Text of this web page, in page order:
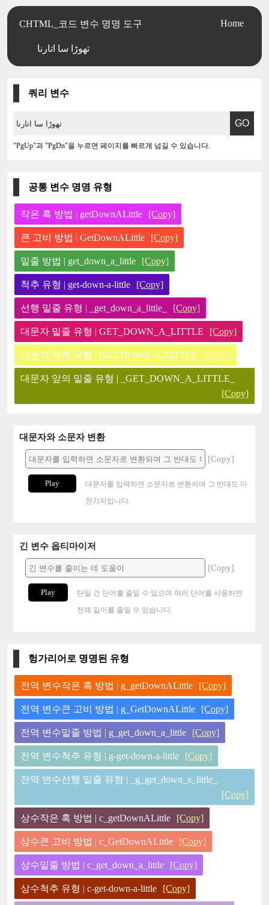
CHTML_코드 변수 명명 도구
تھوڑا سا اتارنا
Home
쿼리 변수
"PgUp"과 "PgDn"을 누르면 페이지를 빠르게 넘길 수 있습니다.
공통 변수 명명 유형
작은 혹 방법 | getDownALittle [Copy]
큰 고비 방법 | GetDownALittle [Copy]
밑줄 방법 | get_down_a_little [Copy]
척추 유형 | get-down-a-little [Copy]
선행 밑줄 유형 | _get_down_a_little_ [Copy]
대문자 밑줄 유형 | GET_DOWN_A_LITTLE [Copy]
대문자 척추 유형 | GET-DOWN-A-LITTLE [Copy]
대문자 앞의 밑줄 유형 | _GET_DOWN_A_LITTLE_
[Copy]
대문자와 소문자 변환
[Copy]
Play
대문자를 입력하면 소문자로 변환되며 그 반대도 마
찬가지입니다.
긴 변수 옵티마이저
[Copy]
Play
단일 긴 단어를 줄일 수 있으며 여러 단어를 사용하면
전체 길이를 줄일 수 있습니다.
헝가리어로 명명된 유형
전역 변수작은 혹 방법 | g_getDownALittle [Copy]
전역 변수큰 고비 방법 | g_GetDownALittle [Copy]
전역 변수밑줄 방법 | g_get_down_a_little [Copy]
전역 변수척추 유형 | g-get-down-a-little [Copy]
전역 변수선행 밑줄 유형 | _g_get_down_a_little_
[Copy]
상수작은 혹 방법 | c_getDownALittle [Copy]
상수큰 고비 방법 | c_GetDownALittle [Copy]
상수밑줄 방법 | c_get_down_a_little [Copy]
상수척추 유형 | c-get-down-a-little [Copy]